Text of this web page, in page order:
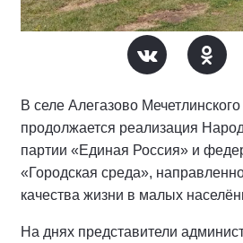
В селе Алегазово
продолжается реализация
партии «Единая Россия» и
«Городская среда»,
качества жизни в малых
На днях представители